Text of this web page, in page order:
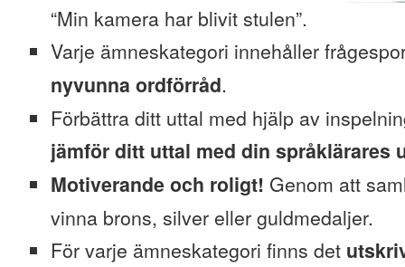
“Min kamera har blivit stulen”.
Varje ämneskategori innehåller
nyvunna ordförråd.
Förbättra ditt uttal med hjälp av
jämför ditt uttal med din språklärares
Motiverande och roligt! Genom att
vinna brons, silver eller guldmedaljer.
För varje ämneskategori finns det